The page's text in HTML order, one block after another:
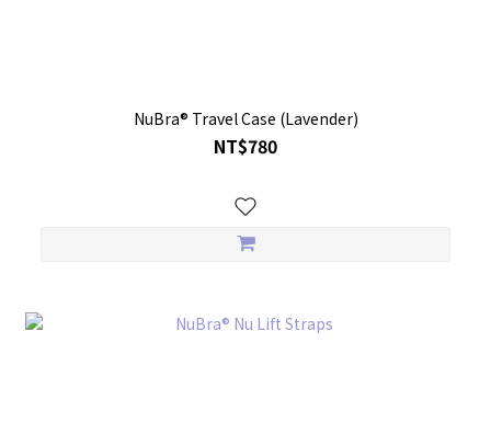
NuBra® Travel Case (Lavender)
NT$780